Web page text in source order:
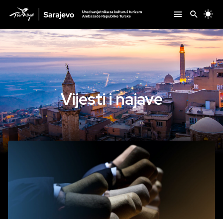
Vijesti i najave